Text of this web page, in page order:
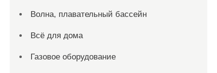
Волна, плавательный бассейн
Всё для дома
Газовое оборудование